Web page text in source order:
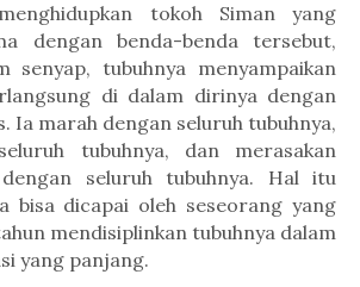
tokoh Siman yang
dengan benda-benda tersebut,
senyap, tubuhnya menyampaikan
di dalam dirinya dengan
Ia marah dengan seluruh tubuhnya,
tubuhnya, dan merasakan
seluruh tubuhnya. Hal itu
bisa dicapai oleh seseorang yang
mendisiplinkan tubuhnya dalam
yang panjang.